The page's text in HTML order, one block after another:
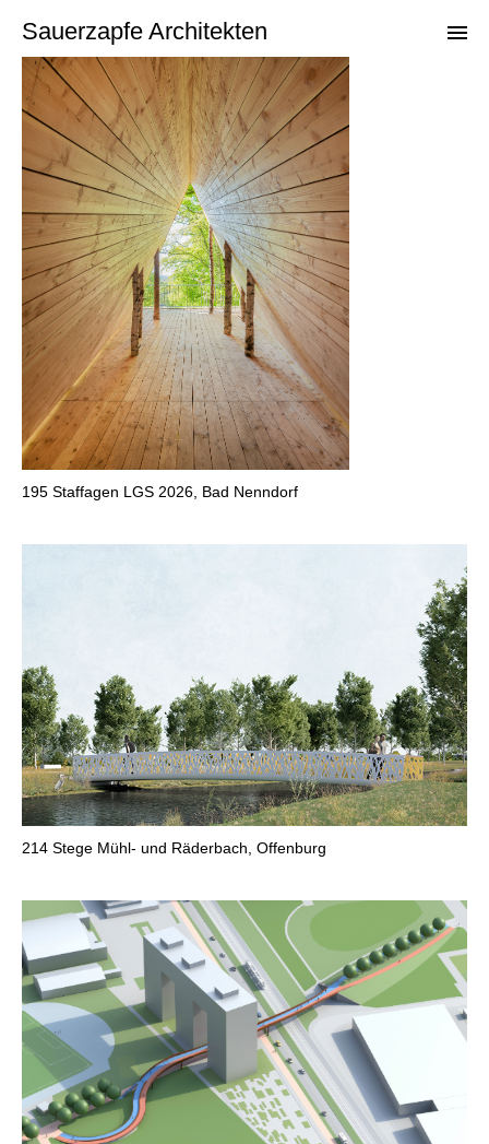
Sauerzapfe Architekten
Projekte
Archiv
Kontakt
195 Staffagen LGS 2026, Bad Nenndorf
214 Stege Mühl- und Räderbach, Offenburg